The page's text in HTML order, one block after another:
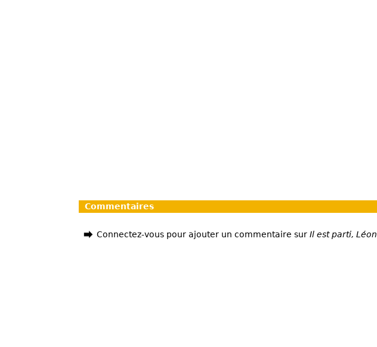
Commentaires
Connectez-vous pour ajouter un commentaire sur Il est parti, Léon